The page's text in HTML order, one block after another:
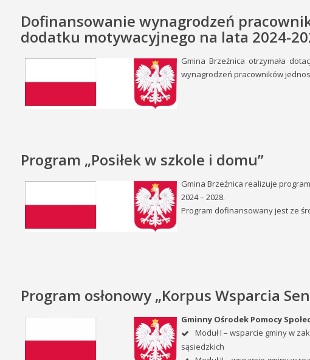
Dofinansowanie wynagrodzeń
dodatku motywacyjnego na lata 2024-
Gmina Brzeźnica otrzymała
wynagrodzeń pracowników
Program „Posiłek w szkole i domu”
Gmina Brzeźnica realizuje
2024 – 2028.
Program dofinansowany jest ze
Program osłonowy „Korpus Wsparcia
Gminny Ośrodek Pomocy
Moduł I – wsparcie gminy w
sąsiedzkich